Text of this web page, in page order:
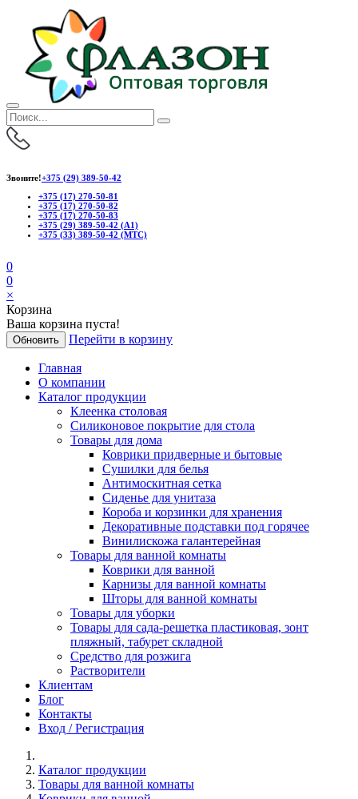
Звоните!+375 (29) 389-50-42
+375 (17) 270-50-81
+375 (17) 270-50-82
+375 (17) 270-50-83
+375 (29) 389-50-42 (А1)
+375 (33) 389-50-42 (МТС)
0
0
×
Корзина
Ваша корзина пуста!
Обновить Перейти в корзину
Главная
О компании
Каталог продукции
Клеенка столовая
Силиконовое покрытие для стола
Товары для дома
Коврики придверные и бытовые
Сушилки для белья
Антимоскитная сетка
Сиденье для унитаза
Короба и корзинки для хранения
Декоративные подставки под горячее
Винилискожа галантерейная
Товары для ванной комнаты
Коврики для ванной
Карнизы для ванной комнаты
Шторы для ванной комнаты
Товары для уборки
Товары для сада-решетка пластиковая, зонт
пляжный, табурет складной
Средство для розжига
Растворители
Клиентам
Блог
Контакты
Вход / Регистрация
Каталог продукции
Товары для ванной комнаты